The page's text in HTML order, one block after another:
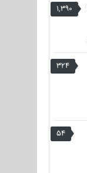
1,390
324
54